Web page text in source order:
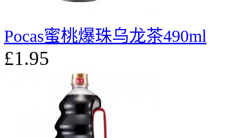
Pocas蜜桃爆珠乌龙茶490ml
£1.95